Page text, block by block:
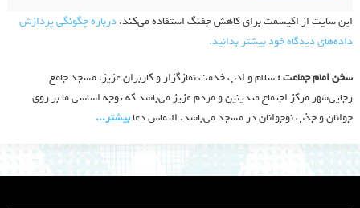
این سایت از اکیسمت برای کاهش جفنگ استفاده می‌کند.درباره چگونگی پردازش
داده‌های دیدگاه خود بیشتر بدانید.
سخن امام جماعت :سلام و ادب خدمت نمازگزار و کاربران عزیز، مسجد جامع
رجایی‌شهر مرکز اجتماع متدینین و مردم عزیز می‌باشد که توجه اساسی ما بر روی
جوانان و جذب نوجوانان در مسجد می‌باشد. التماس دعابیشتر‫...‬